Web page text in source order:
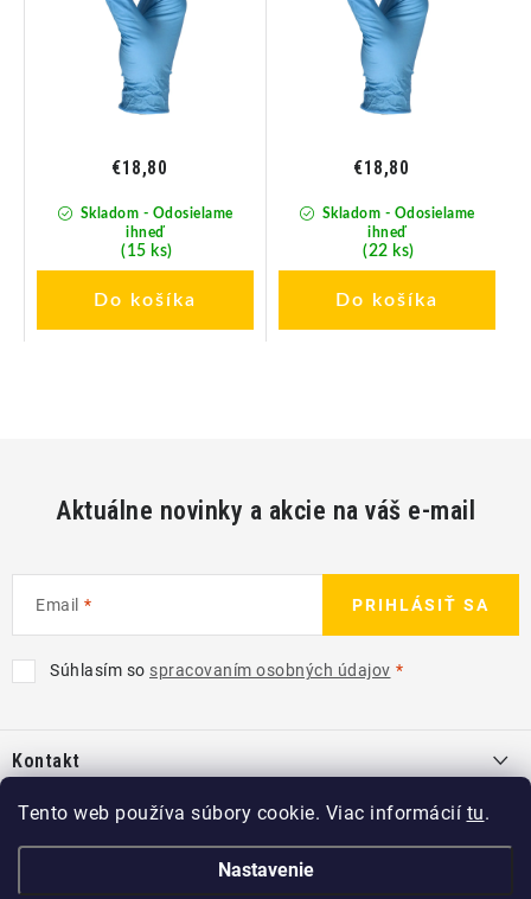
Tento web používa súbory cookie. Viac informácií tu.
Nastavenie
Skladom - Odosielame
ihneď
(15 ks)
€18,80
Do košíka
Skladom - Odosielame
ihneď
(22 ks)
€18,80
Do košíka
Aktuálne novinky a akcie na váš e-mail
Email
Súhlasím so spracovaním osobných údajov
PRIHLÁSIŤ SA
pKontakt
info@ kcshop.sk
+421 918 725 111
Kategórie